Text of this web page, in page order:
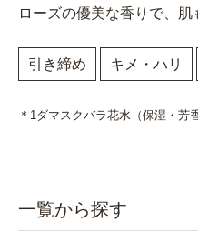
ローズの優美な香りで、肌
引き締め キメ・ハリ
＊1ダマスクバラ花水（保湿・芳